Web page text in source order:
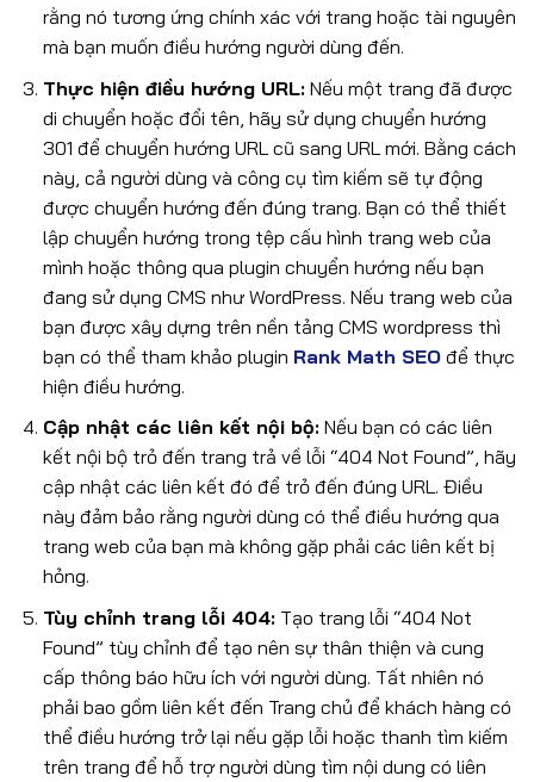
rằng nó tương ứng chính xác với trang hoặc tài nguyên
mà bạn muốn điều hướng người dùng đến.
Thực hiện điều hướng URL:Nếu một trang đã được
di chuyển hoặc đổi tên, hãy sử dụng chuyển hướng
301 để chuyển hướng URL cũ sang URL mới. Bằng cách
này, cả người dùng và công cụ tìm kiếm sẽ tự động
được chuyển hướng đến đúng trang. Bạn có thể thiết
lập chuyển hướng trong tệp cấu hình trang web của
mình hoặc thông qua plugin chuyển hướng nếu bạn
đang sử dụng CMS như WordPress. Nếu trang web của
bạn được xây dựng trên nền tảng CMS wordpress thì
bạn có thể tham khảo plugin Rank Math SEOđể thực
hiện điều hướng.
Cập nhật các liên kết nội bộ:Nếu bạn có các liên
kết nội bộ trỏ đến trang trả về lỗi “404 Not Found”, hãy
cập nhật các liên kết đó để trỏ đến đúng URL. Điều
này đảm bảo rằng người dùng có thể điều hướng qua
trang web của bạn mà không gặp phải các liên kết bị
hỏng.
Tùy chỉnh trang lỗi 404:Tạo trang lỗi “404 Not
Found” tùy chỉnh để tạo nên sự thân thiện và cung
cấp thông báo hữu ích với người dùng. Tất nhiên nó
phải bao gồm liên kết đến Trang chủ để khách hàng có
thể điều hướng trở lại nếu gặp lỗi hoặc thanh tìm kiếm
trên trang để hỗ trợ người dùng tìm nội dung có liên